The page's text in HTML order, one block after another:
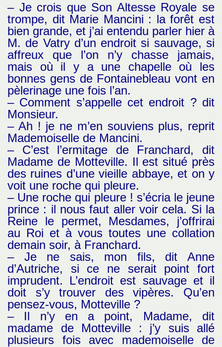
– Je crois que Son Altesse Royale se
trompe, dit Marie Mancini : la forêt est
bien grande, et j’ai entendu parler hier à
M. de Vatry d’un endroit si sauvage, si
affreux que l’on n’y chasse jamais,
mais où il y a une chapelle où les
bonnes gens de Fontainebleau vont en
pèlerinage une fois l’an.
– Comment s’appelle cet endroit ? dit
Monsieur.
– Ah ! je ne m’en souviens plus, reprit
Mademoiselle de Mancini.
– C’est l’ermitage de Franchard, dit
Madame de Motteville. Il est situé près
des ruines d’une vieille abbaye, et on y
voit une roche qui pleure.
– Une roche qui pleure ! s’écria le jeune
prince : il nous faut aller voir cela. Si la
Reine le permet, Mesdames, j’offrirai
au Roi et à vous toutes une collation
demain soir, à Franchard.
– Je ne sais, mon fils, dit Anne
d’Autriche, si ce ne serait point fort
imprudent. L’endroit est sauvage et il
doit s’y trouver des vipères. Qu’en
pensez-vous, Motteville ?
– Il n’y en a point, Madame, dit
madame de Motteville : j’y suis allé
plusieurs fois avec mademoiselle de